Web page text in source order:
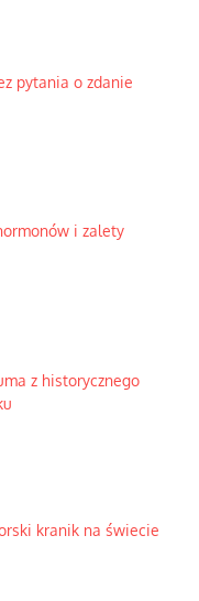
pytania o zdanie
i zalety
z historycznego
kranik na świecie